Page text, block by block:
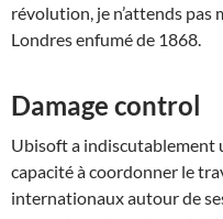
révolution, je n’attends pas
Londres enfumé de 1868.
Damage control
Ubisoft a indiscutablement
capacité à coordonner le
internationaux autour de